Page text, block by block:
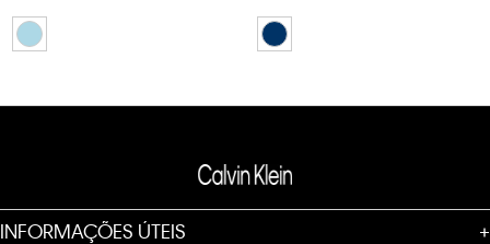
INFORMAÇÕES ÚTEIS +